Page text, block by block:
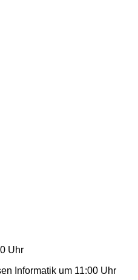
Uhr
Informatik um 11:00 Uhr